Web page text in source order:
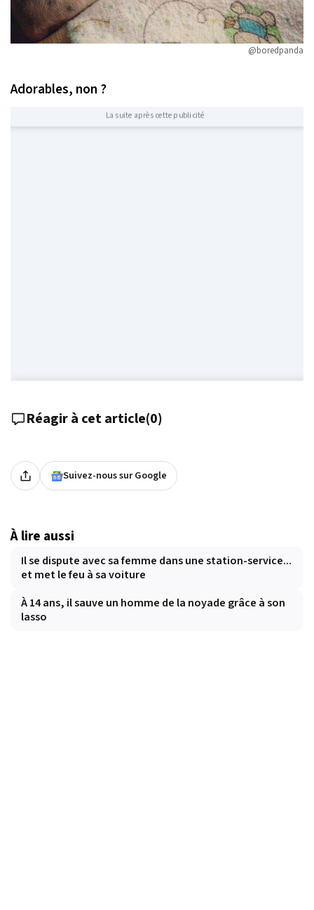
@boredpanda
Adorables, non ?
La suite après cette publicité
Réagir à cet article(0)
Suivez-nous sur Google
À lire aussi
Il se dispute avec sa femme dans une station-service...
et met le feu à sa voiture
À 14 ans, il sauve un homme de la noyade grâce à son
lasso